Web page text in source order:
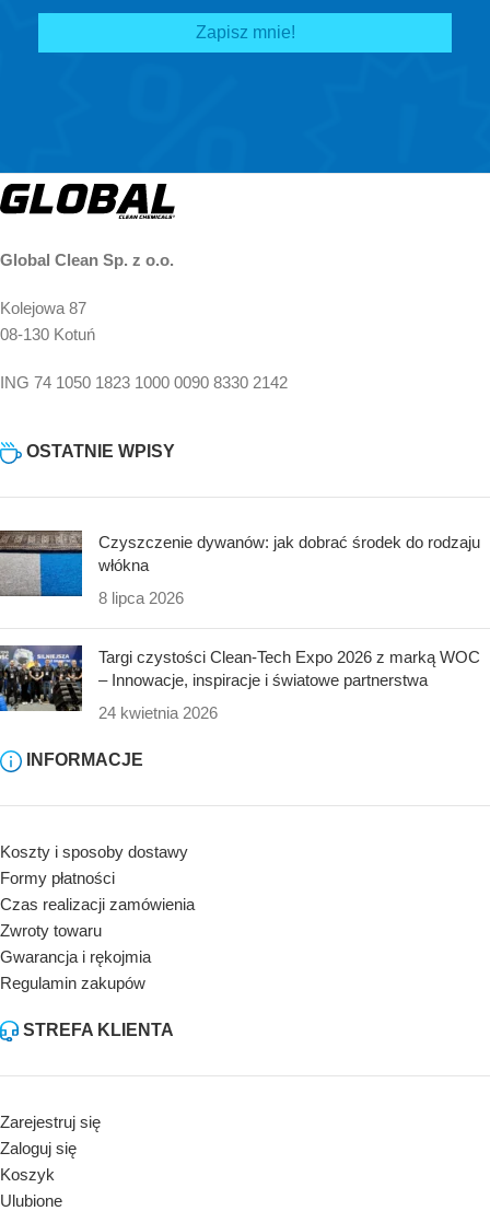
Global Clean Sp. z o.o.
Kolejowa 87
08-130 Kotuń
ING 74 1050 1823 1000 0090 8330 2142
OSTATNIE WPISY
Czyszczenie dywanów: jak dobrać środek do rodzaju
włókna
8 lipca 2026
Targi czystości Clean-Tech Expo 2026 z marką WOC
– Innowacje, inspiracje i światowe partnerstwa
24 kwietnia 2026
INFORMACJE
Koszty i sposoby dostawy
Formy płatności
Czas realizacji zamówienia
Zwroty towaru
Gwarancja i rękojmia
Regulamin zakupów
STREFA KLIENTA
Zarejestruj się
Zaloguj się
Koszyk
Ulubione